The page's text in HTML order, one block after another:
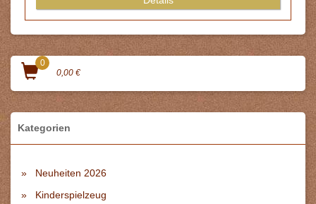
0
0,00 €
Kategorien
Neuheiten 2026
Kinderspielzeug